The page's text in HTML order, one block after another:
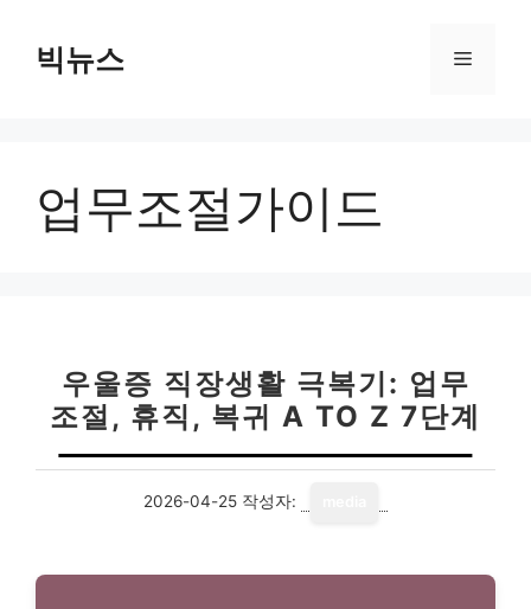
빅뉴스 메
업무조절가이드
우울증 직장생활 극복기: 업무
조절, 휴직, 복귀 A TO Z 7단계
2026-04-25 작성자: